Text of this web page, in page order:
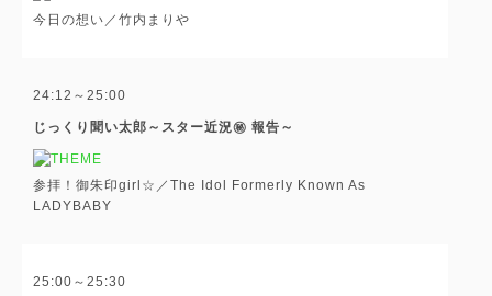
今日の想い／竹内まりや
24:12～25:00
じっくり聞い太郎～スター近況㊙ 報告～
参拝！御朱印girl☆／The Idol Formerly Known As
LADYBABY
25:00～25:30